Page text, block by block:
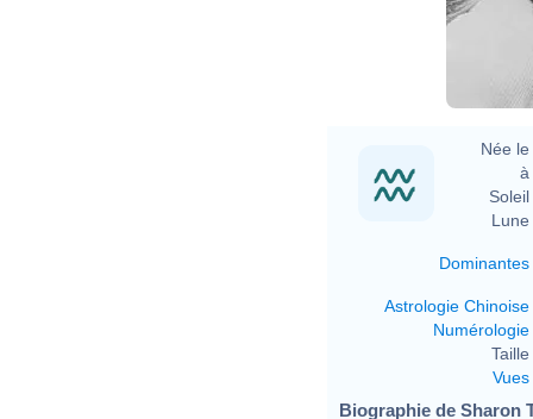
Née le
à
Soleil
Lune
Dominantes
Astrologie Chinoise
Numérologie
Taille
Vues
Biographie de Sharon